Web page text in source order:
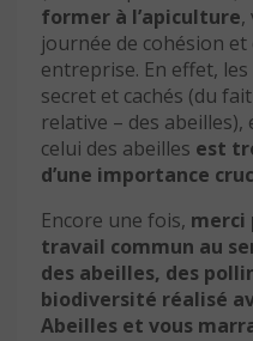
former à l’apiculture,
journée de cohésion
entreprise. En effet,
secret et cachés (du
relative – des
celui des abeilles est
d’une importance
Encore une fois, merci
travail commun au
des abeilles, des
biodiversité réalisé
Abeilles et vous